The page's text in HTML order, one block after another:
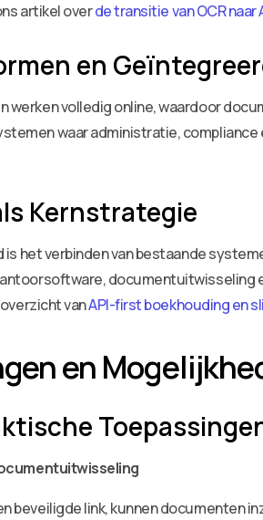
artikel overde transitie van OCR
en
werken volledig online, waardoor
waar administratie,
Kernstrategie
is het verbinden van bestaande
documentuitwisseling
vanAPI-first boekhouding en
en
beveiligde link, kunnen documenten